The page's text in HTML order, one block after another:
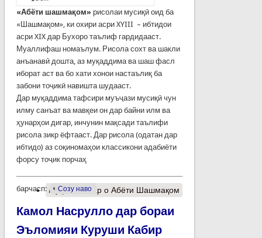
«Абёти шашмақом» рисолаи мусиқӣ оид ба
«Шашмақом», ки охири асри XYIII – ибтидои
асри XIX дар Бухоро таълиф гардидааст.
Муаллифаш номаълум. Рисола сохт ва шакли
анъанавӣ дошта, аз муқаддима ва шаш фасл
иборат аст ва бо хати хонои настаълиқ ба
забони тоҷикӣ навишта шудааст.
Дар муқаддима тафсири муъҷази мусиқӣ чун
илму санъат ва мавқеи он дар байни илм ва
ҳунарҳои дигар, инчунин мақсади таълифи
рисола зикр ёфтааст. Дар рисола (одатан дар
ибтидо) аз соқиномаҳои классикони адабиёти
форсу тоҷик порчаҳ
барчасп: Созу наво
Муфассалтар о Абёти Шашмақом
Камол Насрулло дар бораи
Эъломияи Куруши Кабир